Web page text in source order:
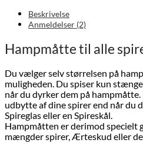
Beskrivelse
Anmeldelser (2)
Hampmåtte til alle
Du vælger selv størrelsen på
muligheden. Du spiser kun
når du dyrker dem på
udbytte af dine spirer end når du
Spireglas eller en Spireskål.
Hampmåtten er derimod specielt
mængder spirer, Ærteskud eller